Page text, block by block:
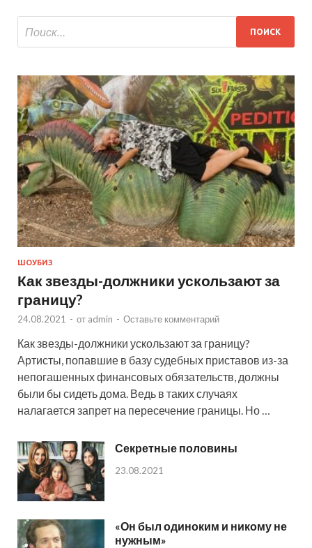
ШОУБИЗ
Как звезды-должники ускользают за
границу?
24.08.2021 - от admin - Оставьте комментарий
Как звезды-должники ускользают за границу?
Артисты, попавшие в базу судебных приставов из-за
непогашенных финансовых обязательств, должны
были бы сидеть дома. Ведь в таких случаях
налагается запрет на пересечение границы. Но …
Секретные половины
23.08.2021
«Он был одиноким и никому не
нужным»